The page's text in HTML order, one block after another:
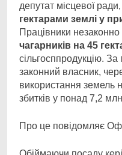
депутат місцевої ради,
гектарами землі у
Працівники незаконно
чагарників на 45
сільгосппродукцію.
законний власник,
використання земель
збитків у понад 7,2
Про це повідомляє